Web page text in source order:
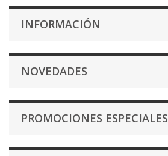
INFORMACIÓN
NOVEDADES
PROMOCIONES ESPECIALES